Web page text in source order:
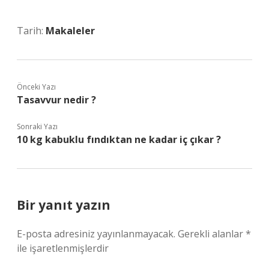
Tarih: Makaleler
Önceki Yazı
Tasavvur nedir ?
Sonraki Yazı
10 kg kabuklu fındıktan ne kadar iç çıkar ?
Bir yanıt yazın
E-posta adresiniz yayınlanmayacak. Gerekli alanlar*
ile işaretlenmişlerdir